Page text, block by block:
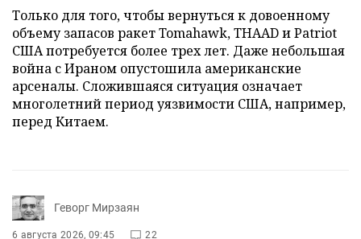
Только для того, чтобы вернуться к довоенному
объему запасов ракет Tomahawk, THAAD и Patriot
США потребуется более трех лет. Даже небольшая
война с Ираном опустошила американские
арсеналы. Сложившаяся ситуация означает
многолетний период уязвимости США, например,
перед Китаем.
Геворг Мирзаян
6 августа 2026, 09:45 22